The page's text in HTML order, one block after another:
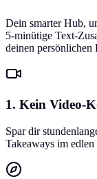
Dein smarter Hub,
5-minütige Text-
deinen persönlichen
1. Kein Video-
Spar dir
Takeaways im